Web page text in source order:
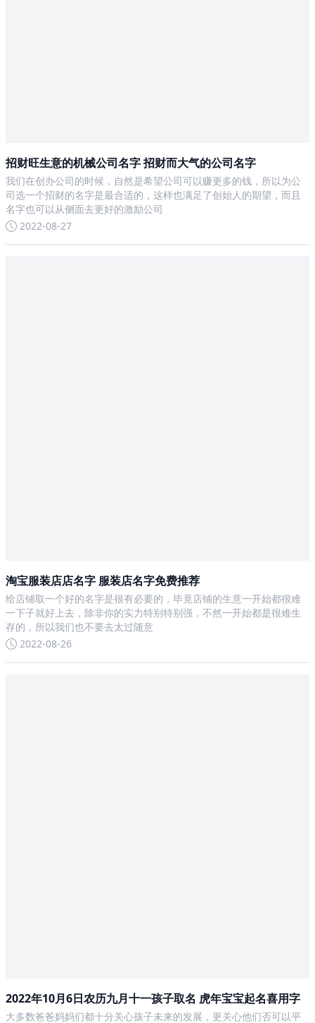
招财旺生意的机械公司名字 招财而大气的公司名字
我们在创办公司的时候，自然是希望公司可以赚更多的钱，所以为公
司选一个招财的名字是最合适的，这样也满足了创始人的期望，而且
名字也可以从侧面去更好的激励公司
2022-08-27
淘宝服装店店名字 服装店名字免费推荐
给店铺取一个好的名字是很有必要的，毕竟店铺的生意一开始都很难
一下子就好上去，除非你的实力特别特别强，不然一开始都是很难生
存的，所以我们也不要去太过随意
2022-08-26
2022年10月6日农历九月十一孩子取名 虎年宝宝起名喜用字
大多数爸爸妈妈们都十分关心孩子未来的发展，更关心他们否可以平